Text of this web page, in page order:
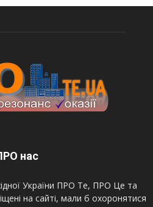
нас
України ПРО Те, ПРО Це та
на сайті, мали б охоронятися